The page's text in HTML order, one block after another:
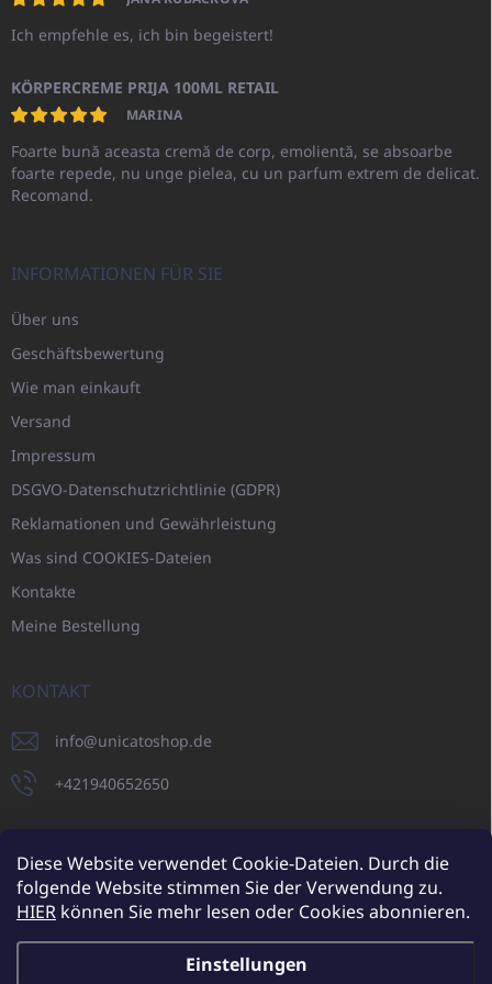
Diese Website verwendet Cookie-Dateien. Durch die
folgende Website stimmen Sie der Verwendung zu.
HIER können Sie mehr lesen oder Cookies abonnieren.
Einstellungen
Ich empfehle es, ich bin begeistert!
KÖRPERCREME PRIJA 100ML RETAIL
MARINA
Foarte bună aceasta cremă de corp, emolientă, se absoarbe
foarte repede, nu unge pielea, cu un parfum extrem de delicat.
Recomand.
INFORMATIONEN FÜR SIE
Über uns
Geschäftsbewertung
Wie man einkauft
Versand
Impressum
DSGVO-Datenschutzrichtlinie (GDPR)
Reklamationen und Gewährleistung
Was sind COOKIES-Dateien
Kontakte
Meine Bestellung
KONTAKT
info@unicatoshop.de
+421940652650
UNICATO.sk UNICATOshop.cz UNICATO.at UNICATO.hu
UNICATOshop.pl